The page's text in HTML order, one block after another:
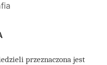
przeznaczona jest